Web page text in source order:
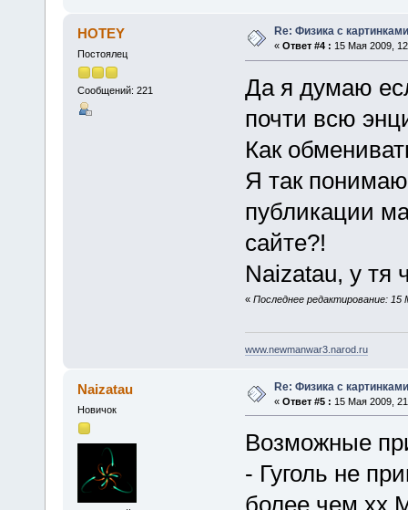
HOTEY
Постоялец
Сообщений: 221
Re: Физика с картинками
« Ответ #4 : 15 Мая 2009,
Да я думаю
почти всю
Как
Я так
публикации
сайте?!
Naizatau, у тя
« Последнее редактирование: 15
www.newmanwar3.narod.ru
Naizatau
Новичок
Re: Физика с картинками
« Ответ #5 : 15 Мая 2009,
Возможные
- Гуголь не